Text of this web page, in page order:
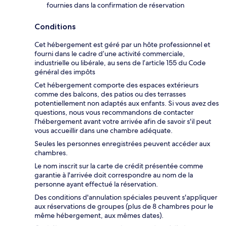
fournies dans la confirmation de réservation
Conditions
Cet hébergement est géré par un hôte professionnel et
fourni dans le cadre d’une activité commerciale,
industrielle ou libérale, au sens de l’article 155 du Code
général des impôts
Cet hébergement comporte des espaces extérieurs
comme des balcons, des patios ou des terrasses
potentiellement non adaptés aux enfants. Si vous avez des
questions, nous vous recommandons de contacter
l'hébergement avant votre arrivée afin de savoir s'il peut
vous accueillir dans une chambre adéquate.
Seules les personnes enregistrées peuvent accéder aux
chambres.
Le nom inscrit sur la carte de crédit présentée comme
garantie à l'arrivée doit correspondre au nom de la
personne ayant effectué la réservation.
Des conditions d'annulation spéciales peuvent s'appliquer
aux réservations de groupes (plus de 8 chambres pour le
même hébergement, aux mêmes dates).